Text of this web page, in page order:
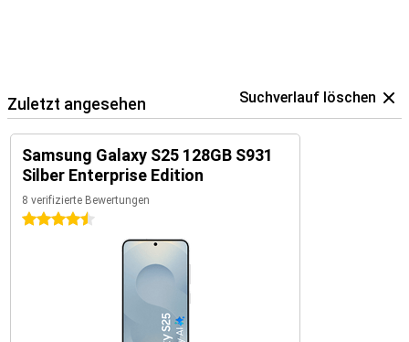
Zuletzt angesehen Suchverlauf löschen
Samsung Galaxy S25 128GB S931
Silber Enterprise Edition
8 verifizierte Bewertungen
4.5 Sterne